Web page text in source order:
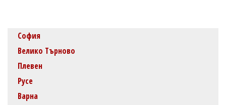
София
Велико Търново
Плевен
Русе
Варна